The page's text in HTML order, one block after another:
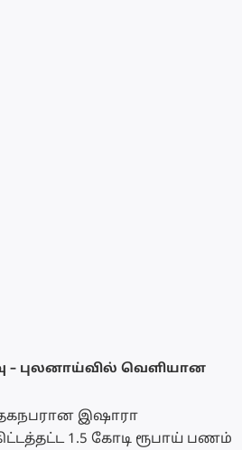
– புலனாய்வில் வெளியான
இஷாரா
1.5 கோடி ரூபாய் பணம்